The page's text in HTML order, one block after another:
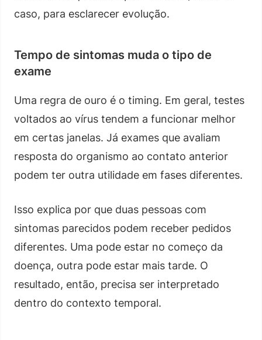
caso, para esclarecer evolução.
Tempo de sintomas muda o tipo de
exame
Uma regra de ouro é o timing. Em geral, testes
voltados ao vírus tendem a funcionar melhor
em certas janelas. Já exames que avaliam
resposta do organismo ao contato anterior
podem ter outra utilidade em fases diferentes.
Isso explica por que duas pessoas com
sintomas parecidos podem receber pedidos
diferentes. Uma pode estar no começo da
doença, outra pode estar mais tarde. O
resultado, então, precisa ser interpretado
dentro do contexto temporal.